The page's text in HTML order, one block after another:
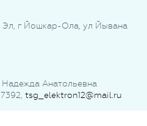
Эл, г Йошкар-Ола, ул Йывана
Надежда Анатольевна
tsg_elektron12@mail.ru